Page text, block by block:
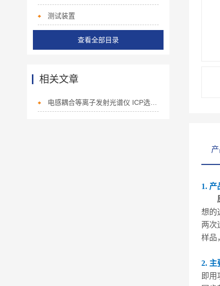
1. 产
想的
两次
样品
2. 主
即用
测试装置
查看全部目录
相关文章
电感耦合等离子发射光谱仪 ICP选购指南